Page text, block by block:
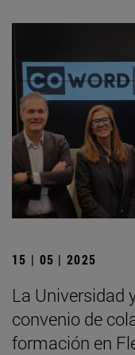
15 | 05 | 2025
La Universidad
convenio de
formación en